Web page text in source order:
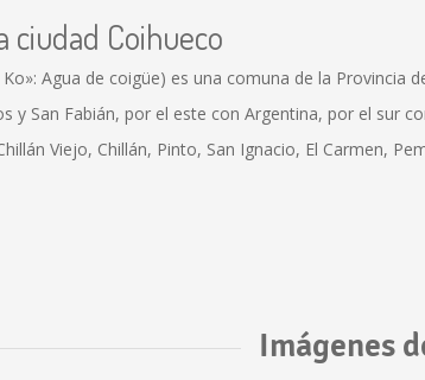
ciudad Coihueco
Agua de coigüe) es una comuna de la Provincia
y San Fabián, por el este con Argentina, por el sur
Viejo, Chillán, Pinto, San Ignacio, El Carmen,
Imágenes